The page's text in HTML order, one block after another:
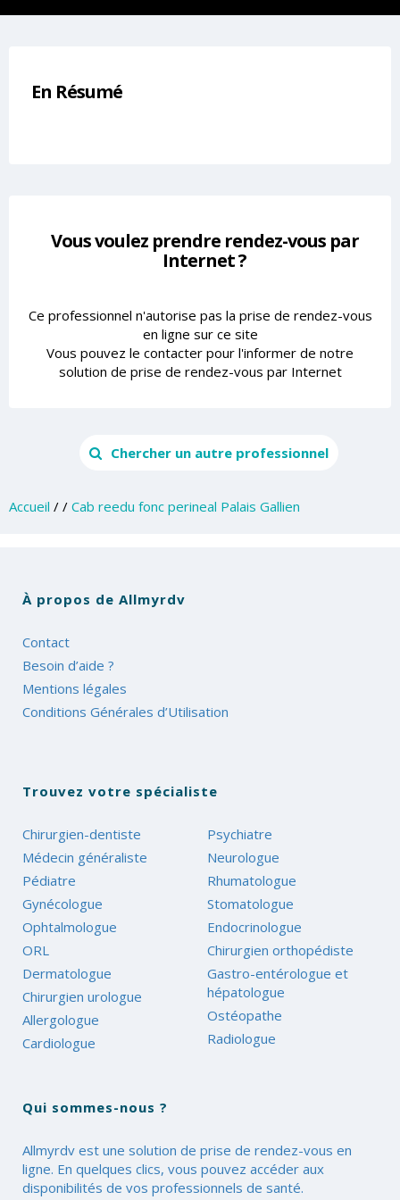
En Résumé
Vous voulez prendre rendez-vous par
Internet ?
Ce professionnel n'autorise pas la prise de rendez-vous
en ligne sur ce site
Vous pouvez le contacter pour l'informer de notre
solution de prise de rendez-vous par Internet
Chercher un autre professionnel
Accueil / / Cab reedu fonc perineal Palais Gallien
À propos de Allmyrdv
Contact
Besoin d’aide ?
Mentions légales
Conditions Générales d’Utilisation
Trouvez votre spécialiste
Chirurgien-dentiste
Médecin généraliste
Pédiatre
Gynécologue
Ophtalmologue
ORL
Dermatologue
Chirurgien urologue
Allergologue
Cardiologue
Psychiatre
Neurologue
Rhumatologue
Stomatologue
Endocrinologue
Chirurgien orthopédiste
Gastro-entérologue et
hépatologue
Ostéopathe
Radiologue
Qui sommes-nous ?
Allmyrdv est une solution de prise de rendez-vous en
ligne. En quelques clics, vous pouvez accéder aux
disponibilités de vos professionnels de santé.